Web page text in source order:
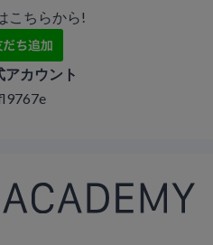
こちらから!
アカウント